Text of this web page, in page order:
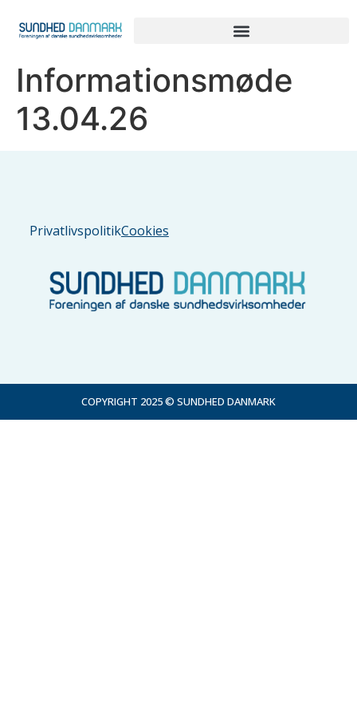
Informationsmøde
13.04.26
PrivatlivspolitikCookies
COPYRIGHT 2025 © SUNDHED DANMARK